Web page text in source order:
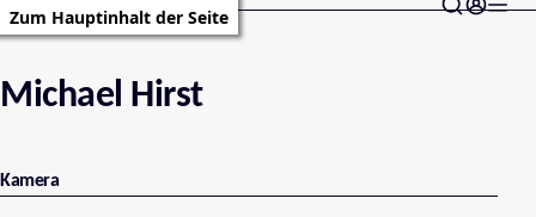
Zum Hauptinhalt der Seite
Michael Hirst
Kamera